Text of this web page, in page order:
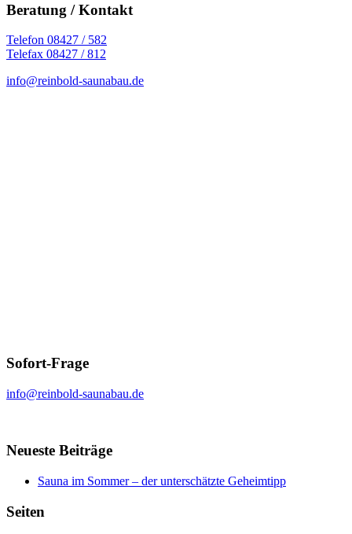
Beratung / Kontakt
Telefon 08427 / 582
Telefax 08427 / 812
info@reinbold-saunabau.de
Sofort-Frage
info@reinbold-saunabau.de
Neueste Beiträge
Sauna im Sommer – der unterschätzte Geheimtipp
Seiten